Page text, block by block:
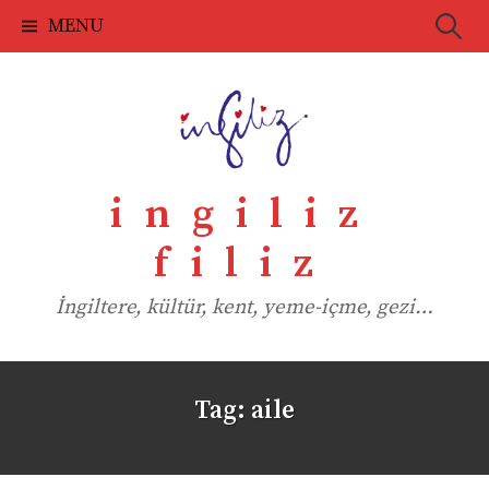
Skip
to
MENU Search
ingiliz
filiz
İngiltere, kültür, kent, yeme-içme, gezi…
Tag: aile